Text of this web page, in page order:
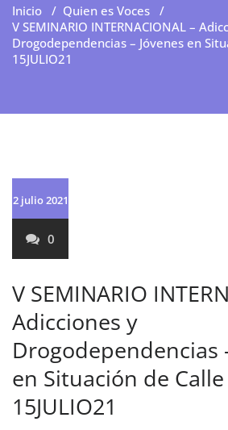
Inicio / Quien es Voces /
V SEMINARIO INTERNACIONAL –
Drogodependencias – Jóvenes en
15JULIO21
2 julio 2021
0
V SEMINARIO
Adicciones y
Drogodependencias
en Situación de Calle
15JULIO21